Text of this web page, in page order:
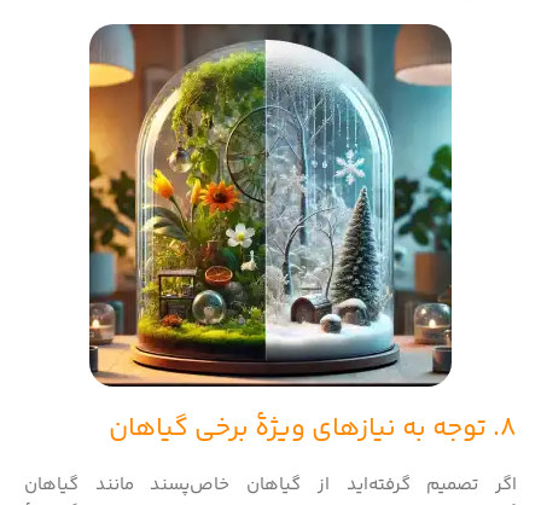
8. توجه به نیازهای ویژهٔ برخی گیاهان
اگر تصمیم گرفته‌اید از گیاهان خاص‌پسند مانند گیاهان